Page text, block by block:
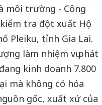
môi trường - Công
tra đột xuất Hộ
Pleiku, tỉnh Gia Lai.
làm nhiệm vụ phát
kinh doanh 7.800
mà không có hóa
gốc, xuất xứ của